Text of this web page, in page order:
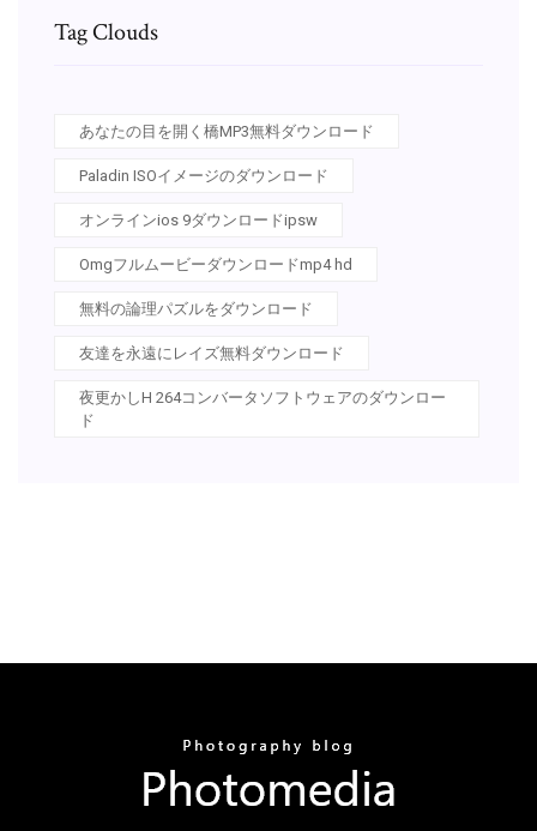
Tag Clouds
あなたの目を開く橋MP3無料ダウンロード
Paladin ISOイメージのダウンロード
オンラインios 9ダウンロードipsw
Omgフルムービーダウンロードmp4 hd
無料の論理パズルをダウンロード
友達を永遠にレイズ無料ダウンロード
夜更かしH 264コンバータソフトウェアのダウンロー
ド